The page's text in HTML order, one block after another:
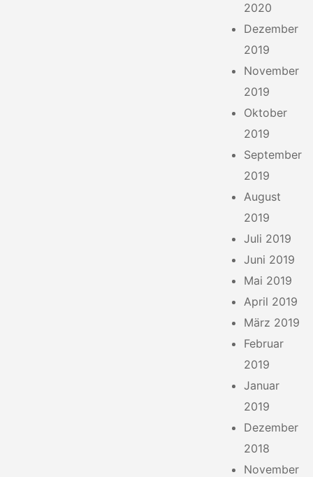
2020
Dezember
2019
November
2019
Oktober
2019
September
2019
August
2019
Juli 2019
Juni 2019
Mai 2019
April 2019
März 2019
Februar
2019
Januar
2019
Dezember
2018
November